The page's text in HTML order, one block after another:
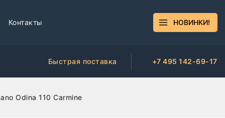
Контакты НОВИНКИ!
Быстрая поставка +7 495 142-69-17
Odina 110 Carmine